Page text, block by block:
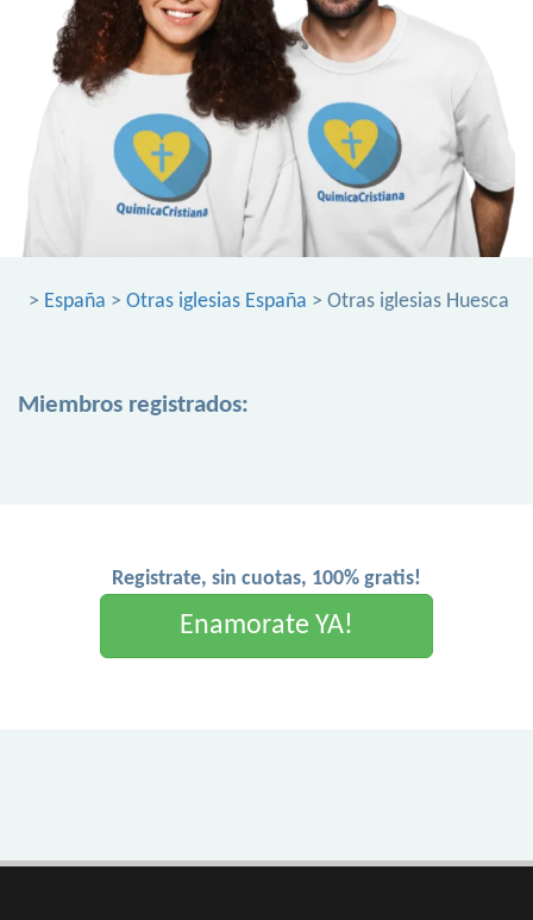
> España > Otras iglesias España > Otras iglesias Huesca
Miembros registrados:
Registrate, sin cuotas, 100% gratis!
Enamorate YA!